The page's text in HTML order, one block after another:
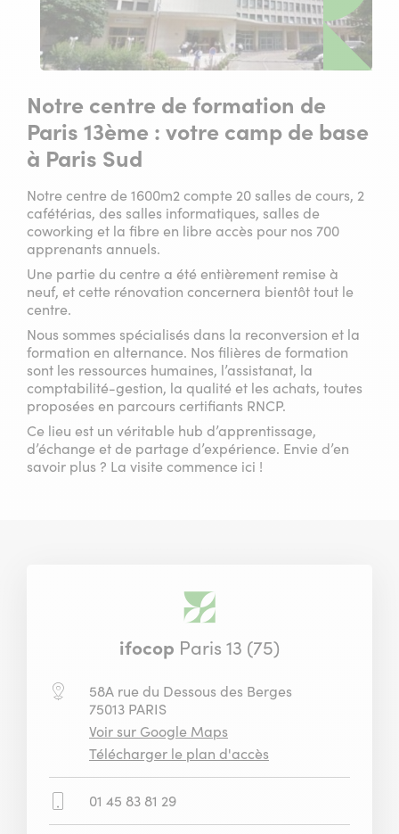
Notre centre de formation de
Paris 13ème : votre camp de base
à Paris Sud
Notre centre de 1600m2 compte 20 salles de cours, 2
cafétérias, des salles informatiques, salles de
coworking et la fibre en libre accès pour nos 700
apprenants annuels.
Une partie du centre a été entièrement remise à
neuf, et cette rénovation concernera bientôt tout le
centre.
Nous sommes spécialisés dans la reconversion et la
formation en alternance. Nos filières de formation
sont les ressources humaines, l’assistanat, la
comptabilité-gestion, la qualité et les achats, toutes
proposées en parcours certifiants RNCP.
Ce lieu est un véritable hub d’apprentissage,
d’échange et de partage d’expérience. Envie d’en
savoir plus ? La visite commence ici !
ifocop Paris 13 (75)
Adresse58A rue du Dessous des Berges
75013 PARIS
Voir sur Google Maps
se
situe
le
Télécharger le plan d'accès
13
Numéro01 45 83 81 29